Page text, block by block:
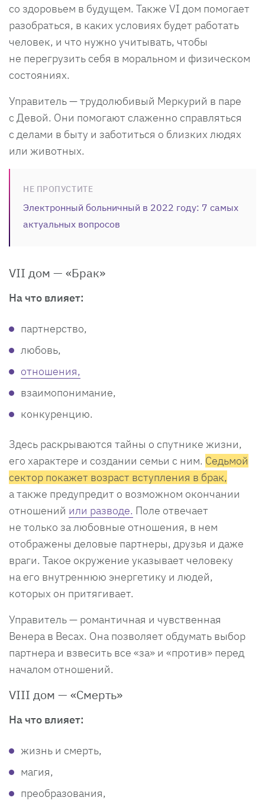
со здоровьем в будущем. Также VI дом помогает
разобраться, в каких условиях будет работать
человек, и что нужно учитывать, чтобы
не перегрузить себя в моральном и физическом
состояниях.
Управитель — трудолюбивый Меркурий в паре
с Девой. Они помогают слаженно справляться
с делами в быту и заботиться о близких людях
или животных.
НЕ ПРОПУСТИТЕ
Электронный больничный в 2022 году: 7 самых
актуальных вопросов
VII дом — «Брак»
На что влияет:
партнерство,
любовь,
отношения,
взаимопонимание,
конкуренцию.
Здесь раскрываются тайны о спутнике жизни,
его характере и создании семьи с ним. Седьмой
сектор покажет возраст вступления в брак,
а также предупредит о возможном окончании
отношений или разводе. Поле отвечает
не только за любовные отношения, в нем
отображены деловые партнеры, друзья и даже
враги. Такое окружение указывает человеку
на его внутреннюю энергетику и людей,
которых он притягивает.
Управитель — романтичная и чувственная
Венера в Весах. Она позволяет обдумать выбор
партнера и взвесить все «за» и «против» перед
началом отношений.
VIII дом — «Смерть»
На что влияет:
жизнь и смерть,
магия,
преобразования,